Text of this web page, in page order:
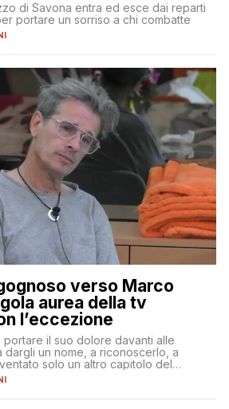
di Savona entra ed esce dai reparti
portare un sorriso a chi combatte
verso Marco
aurea della tv
l’eccezione
il suo dolore davanti alle
un nome, a riconoscerlo, a
solo un altro capitolo del